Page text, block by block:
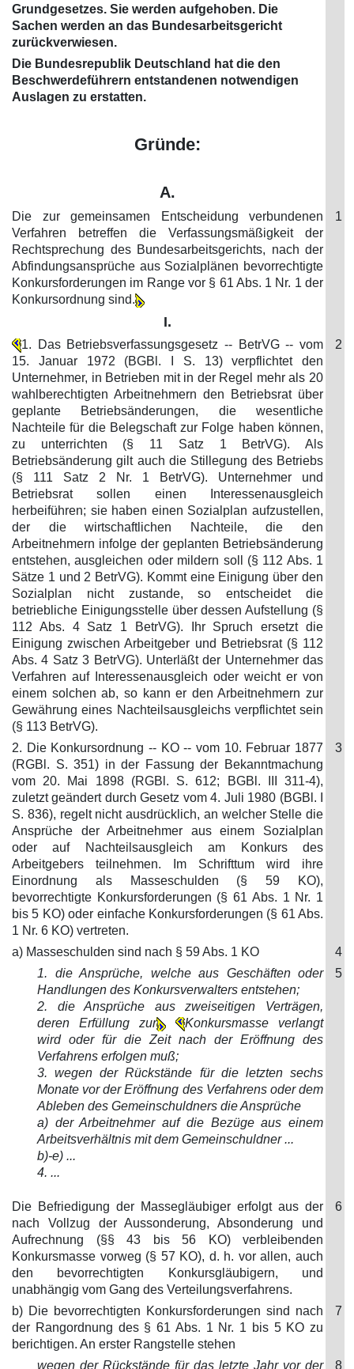
Grundgesetzes. Sie werden aufgehoben. Die
Sachen werden an das Bundesarbeitsgericht
zurückverwiesen.
Die Bundesrepublik Deutschland hat die den
Beschwerdeführern entstandenen notwendigen
Auslagen zu erstatten.
Gründe:
A.
Die zur gemeinsamen Entscheidung verbundenen
Verfahren betreffen die Verfassungsmäßigkeit der
Rechtsprechung des Bundesarbeitsgerichts, nach der
Abfindungsansprüche aus Sozialplänen bevorrechtigte
Konkursforderungen im Range vor § 61 Abs. 1 Nr. 1 der
Konkursordnung sind.
1
I.
1. Das Betriebsverfassungsgesetz -- BetrVG -- vom
15. Januar 1972 (BGBl. I S. 13) verpflichtet den
Unternehmer, in Betrieben mit in der Regel mehr als 20
wahlberechtigten Arbeitnehmern den Betriebsrat über
geplante Betriebsänderungen, die wesentliche
Nachteile für die Belegschaft zur Folge haben können,
zu unterrichten (§ 11 Satz 1 BetrVG). Als
Betriebsänderung gilt auch die Stillegung des Betriebs
(§ 111 Satz 2 Nr. 1 BetrVG). Unternehmer und
Betriebsrat sollen einen Interessenausgleich
herbeiführen; sie haben einen Sozialplan aufzustellen,
der die wirtschaftlichen Nachteile, die den
Arbeitnehmern infolge der geplanten Betriebsänderung
entstehen, ausgleichen oder mildern soll (§ 112 Abs. 1
Sätze 1 und 2 BetrVG). Kommt eine Einigung über den
Sozialplan nicht zustande, so entscheidet die
betriebliche Einigungsstelle über dessen Aufstellung (§
112 Abs. 4 Satz 1 BetrVG). Ihr Spruch ersetzt die
Einigung zwischen Arbeitgeber und Betriebsrat (§ 112
Abs. 4 Satz 3 BetrVG). Unterläßt der Unternehmer das
Verfahren auf Interessenausgleich oder weicht er von
einem solchen ab, so kann er den Arbeitnehmern zur
Gewährung eines Nachteilsausgleichs verpflichtet sein
(§ 113 BetrVG).
2
2. Die Konkursordnung -- KO -- vom 10. Februar 1877
(RGBl. S. 351) in der Fassung der Bekanntmachung
vom 20. Mai 1898 (RGBl. S. 612; BGBl. III 311-4),
zuletzt geändert durch Gesetz vom 4. Juli 1980 (BGBl. I
S. 836), regelt nicht ausdrücklich, an welcher Stelle die
Ansprüche der Arbeitnehmer aus einem Sozialplan
oder auf Nachteilsausgleich am Konkurs des
Arbeitgebers teilnehmen. Im Schrifttum wird ihre
Einordnung als Masseschulden (§ 59 KO),
bevorrechtigte Konkursforderungen (§ 61 Abs. 1 Nr. 1
bis 5 KO) oder einfache Konkursforderungen (§ 61 Abs.
1 Nr. 6 KO) vertreten.
3
a) Masseschulden sind nach § 59 Abs. 1 KO
4
1. die Ansprüche, welche aus Geschäften oder
Handlungen des Konkursverwalters entstehen;
2. die Ansprüche aus zweiseitigen Verträgen,
deren Erfüllung zur
Konkursmasse verlangt
wird oder für die Zeit nach der Eröffnung des
Verfahrens erfolgen muß;
3. wegen der Rückstände für die letzten sechs
Monate vor der Eröffnung des Verfahrens oder dem
Ableben des Gemeinschuldners die Ansprüche
a) der Arbeitnehmer auf die Bezüge aus einem
Arbeitsverhältnis mit dem Gemeinschuldner ...
b)-e) ...
4. ...
5
Die Befriedigung der Massegläubiger erfolgt aus der
nach Vollzug der Aussonderung, Absonderung und
Aufrechnung (§§ 43 bis 56 KO) verbleibenden
Konkursmasse vorweg (§ 57 KO), d. h. vor allen, auch
den bevorrechtigten Konkursgläubigern, und
unabhängig vom Gang des Verteilungsverfahrens.
6
b) Die bevorrechtigten Konkursforderungen sind nach
der Rangordnung des § 61 Abs. 1 Nr. 1 bis 5 KO zu
berichtigen. An erster Rangstelle stehen
7
wegen der Rückstände für das letzte Jahr vor der 8